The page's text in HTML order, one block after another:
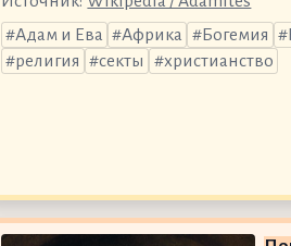
Адам и Ева
Африка Богемия
религия
секты христианство